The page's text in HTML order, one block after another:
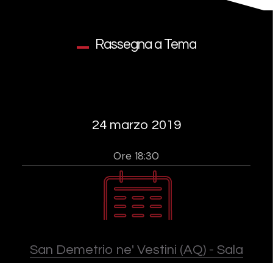
Rassegna a Tema
24 marzo 2019
Ore 18:30
San Demetrio ne' Vestini (AQ) - Sala